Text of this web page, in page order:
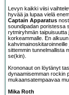
Levyn kaikki viisi
hyvää ja lupaa vielä
Captain Apparatus
soundipadan poristessa
rytmiryhmän taipuisuutta
korkeammalle. En
sittemmin tunnelmallista
se(kin).
Krononaut on löytänyt
dynaamisemman rockin
mukaansatempaavaa
Mika Roth